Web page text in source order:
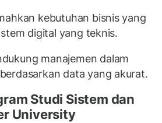
kebutuhan bisnis yang
digital yang teknis.
manajemen dalam
data yang akurat.
Studi Sistem dan
University